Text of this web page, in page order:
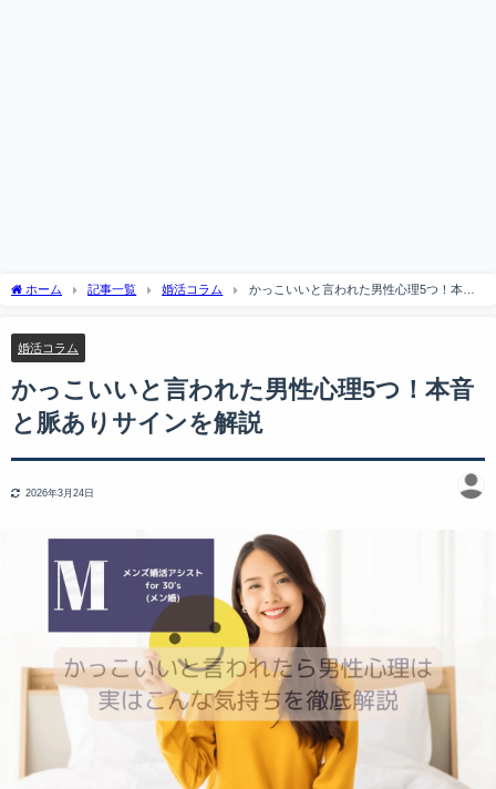
ホーム 記事一覧 婚活コラム
かっこいいと言われた男性心理5つ！本音
婚活コラム
かっこいいと言われた男性心理5つ！本音
と脈ありサインを解説
2026年3月24日